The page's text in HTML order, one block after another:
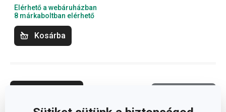
Elérhető a webáruházban
8 márkaboltban elérhető
Kosárba